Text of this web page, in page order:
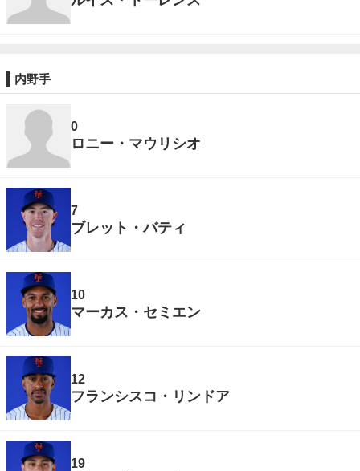
内野手
0
ロニー・マウリシオ
7
ブレット・バティ
10
マーカス・セミエン
12
フランシスコ・リンドア
19